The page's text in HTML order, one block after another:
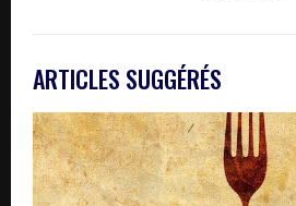
ARTICLES SUGGÉRÉS